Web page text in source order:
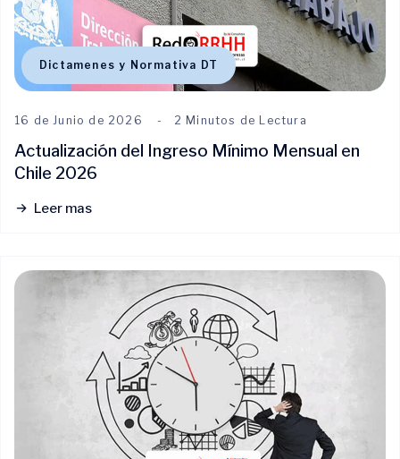
Dictamenes y Normativa DT
16 de Junio de 2026 2 Minutos de Lectura
Actualización del Ingreso Mínimo Mensual en
Chile 2026
Leer mas